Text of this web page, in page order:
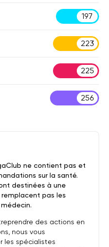
197
223
225
256
ne contient pas et
sur la santé.
destinées à une
pas les
des actions en
nous vous
les spécialistes